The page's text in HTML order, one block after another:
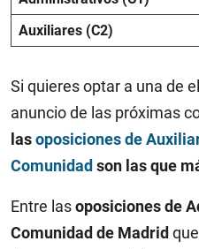
Auxiliares (C2)
Si quieres optar a una de
anuncio de las próximas
lasoposiciones de
Comunidad son las que
Entre lasoposiciones de
Comunidad de Madrid